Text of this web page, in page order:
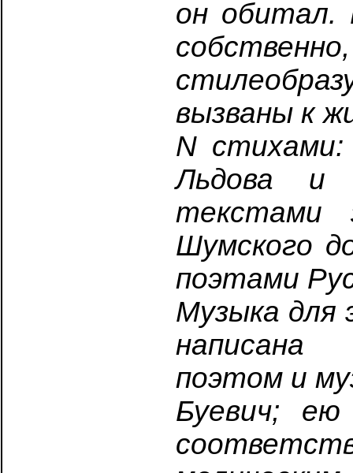
он обитал.
вызваны к
N
Льдова и
текстами
Шумского
поэтами
Музыка для
написана
поэтом и
Буевич;